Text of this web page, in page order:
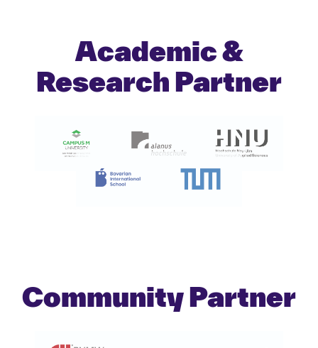
Academic &
Research Partner
Community Partner